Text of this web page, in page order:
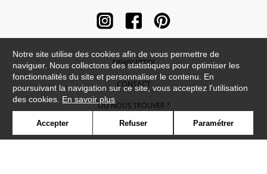
NEWSLETTER
CONTACT
OÙ NOUS TROUVER ?
CONTRACT
Notre site utilise des cookies afin de vous permettre de
naviguer. Nous collectons des statistiques pour optimiser les
fonctionnalités du site et personnaliser le contenu. En
poursuivant la navigation sur ce site, vous acceptez l'utilisation
des cookies. En savoir plus
Accepter Refuser Paramétrer